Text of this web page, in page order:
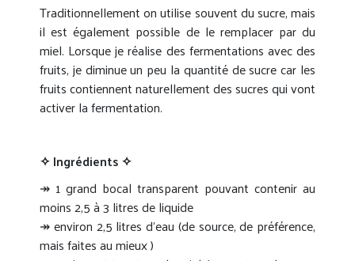
Traditionnellement on utilise souvent du sucre, mais
il est également possible de le remplacer par du
miel. Lorsque je réalise des fermentations avec des
fruits, je diminue un peu la quantité de sucre car les
fruits contiennent naturellement des sucres qui vont
activer la fermentation.
✧ Ingrédients ✧
↠ 1 grand bocal transparent pouvant contenir au
moins 2,5 à 3 litres de liquide
↠ environ 2,5 litres d’eau (de source, de préférence,
mais faites au mieux )